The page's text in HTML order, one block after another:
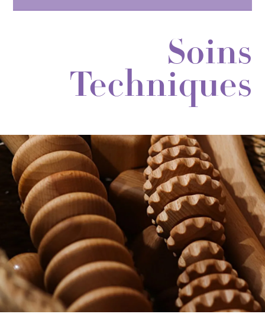
Soins
Techniques